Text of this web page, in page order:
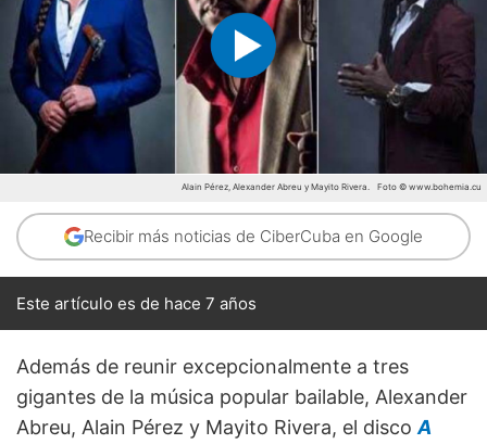
Alain Pérez, Alexander Abreu y Mayito Rivera. Foto © www.bohemia.cu
Recibir más noticias de CiberCuba en Google
Este artículo es de hace 7 años
Además de reunir excepcionalmente a tres
gigantes de la música popular bailable, Alexander
Abreu, Alain Pérez y Mayito Rivera, el disco A